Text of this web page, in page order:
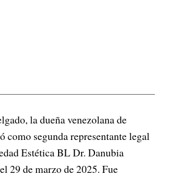
la dueña venezolana de
como segunda representante legal
Estética BL Dr. Danubia
29 de marzo de 2025. Fue